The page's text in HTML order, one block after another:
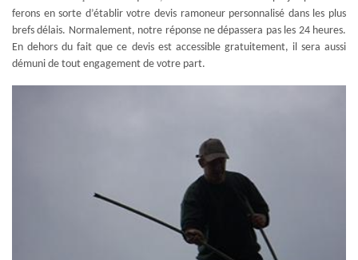
ferons en sorte d’établir votre devis ramoneur personnalisé dans les plus
brefs délais. Normalement, notre réponse ne dépassera pas les 24 heures.
En dehors du fait que ce devis est accessible gratuitement, il sera aussi
démuni de tout engagement de votre part.